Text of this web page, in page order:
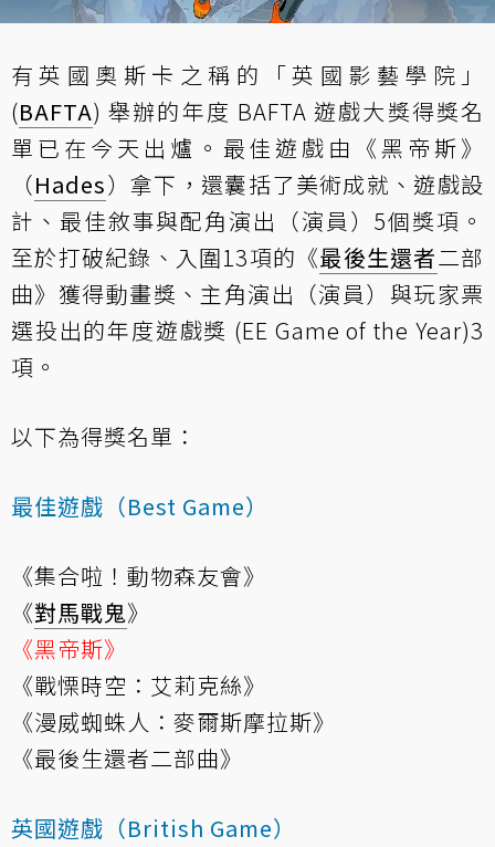
有英國奧斯卡之稱的「英國影藝學院」
(BAFTA) 舉辦的年度 BAFTA 遊戲大獎得獎名
單已在今天出爐。最佳遊戲由《黑帝斯》
（Hades）拿下，還囊括了美術成就、遊戲設
計、最佳敘事與配角演出（演員）5個獎項。
至於打破紀錄、入圍13項的《最後生還者二部
曲》獲得動畫獎、主角演出（演員）與玩家票
選投出的年度遊戲獎 (EE Game of the Year)3
項。
以下為得獎名單：
最佳遊戲（Best Game）
《集合啦！動物森友會》
《對馬戰鬼》
《黑帝斯》
《戰慄時空：艾莉克絲》
《漫威蜘蛛人：麥爾斯摩拉斯》
《最後生還者二部曲》
英國遊戲（British Game）